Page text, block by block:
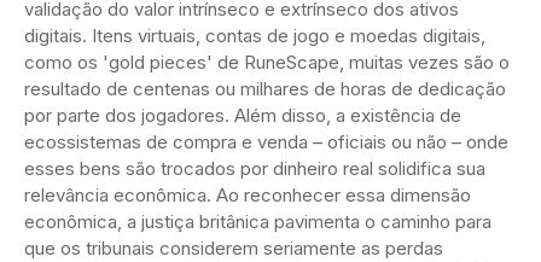
validação do valor intrínseco e extrínseco dos ativos
digitais. Itens virtuais, contas de jogo e moedas digitais,
como os 'gold pieces' de RuneScape, muitas vezes são o
resultado de centenas ou milhares de horas de dedicação
por parte dos jogadores. Além disso, a existência de
ecossistemas de compra e venda – oficiais ou não – onde
esses bens são trocados por dinheiro real solidifica sua
relevância econômica. Ao reconhecer essa dimensão
econômica, a justiça britânica pavimenta o caminho para
que os tribunais considerem seriamente as perdas